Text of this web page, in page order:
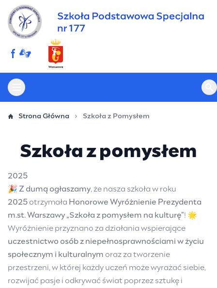
Przejdź
do
treści
Otwórz menu główne
Strona Główna Szkoła z Pomysłem
Szkoła z pomysłem
2025
🎉 Z dumą ogłaszamy, że nasza szkoła w roku
2025 otrzymała Honorowe Wyróżnienie Prezydenta
m.st. Warszawy „Szkoła z pomysłem na kulturę”! 🌟
Wyróżnienie przyznano za działania wspierające
uczestnictwo osób z niepełnosprawnościami w życiu
społecznym i kulturalnym oraz za tworzenie
przestrzeni, w której każdy uczeń może wyrażać siebie,
rozwijać pasje i odkrywać świat poprzez sztukę i